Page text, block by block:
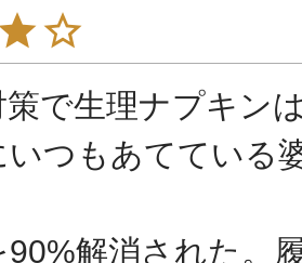
策で生理ナプキン
いつもあてている
解消された。